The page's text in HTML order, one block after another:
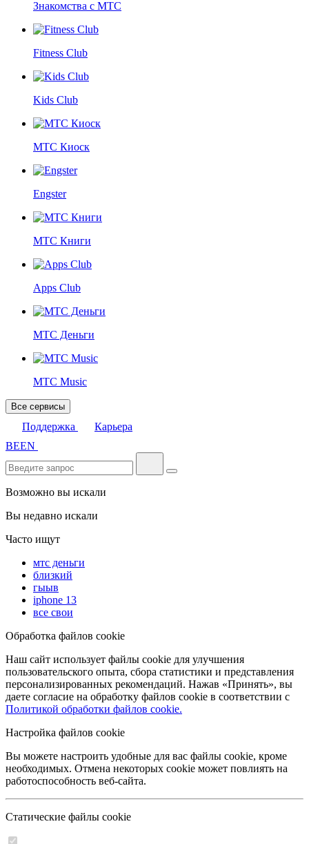
Знакомства с МТС
Fitness Club
Kids Club
МТС Киоск
Engster
МТС Книги
Apps Club
МТС Деньги
МТС Music
Все сервисы
Поддержка
Карьера
BEEN
Возможно вы искали
Вы недавно искали
Часто ищут
мтс деньги
близкий
гыыв
iphone 13
все свои
Обработка файлов cookie
Наш сайт использует файлы cookie для улучшения
пользовательского опыта, сбора статистики и представления
персонализированных рекомендаций. Нажав «Принять», вы
даете согласие на обработку файлов cookie в соответствии с
Политикой обработки файлов cookie.
Настройка файлов cookie
Вы можете настроить удобные для вас файлы cookie, кроме
необходимых. Отмена некоторых cookie может повлиять на
работоспособность веб-сайта.
Статические файлы cookie